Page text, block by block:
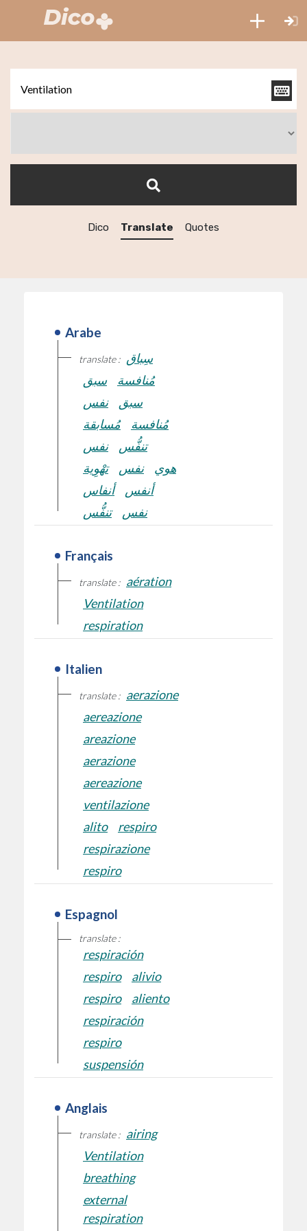
Dico Translate Quotes
Arabe
translate : سِباق
سبق
مُنافسة
نفس
سبق
مُسابقة
مُنافسة
نفس
تنفُّس
تهْوِية
نفس
هوي
أنفاس
أنفس
تنفُّس
نفس
Français
translate : aération
Ventilation
respiration
Italien
translate : aerazione
aereazione
areazione
aerazione
aereazione
ventilazione
alito
respiro
respirazione
respiro
Espagnol
translate :
respiración
respiro
alivio
respiro
aliento
respiración
respiro
suspensión
Anglais
translate : airing
Ventilation
breathing
external
respiration